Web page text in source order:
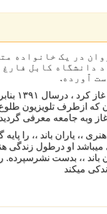
در یک خانواده
دانشگاه کابل فارغ
ٱورده.
اولین کارهنری
افغان که ازطرف تلویزیون
وبه جامعه معرفی
هنری ،، یاران باند ،، را
میباشد او درطول
،، بدست نشرسپرده.
میکند